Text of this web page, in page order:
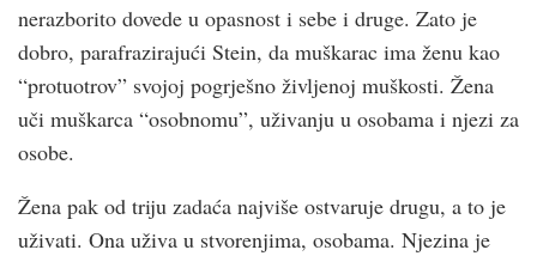
nerazborito dovede u opasnost i sebe i druge. Zato je
dobro, parafrazirajući Stein, da muškarac ima ženu kao
“protuotrov” svojoj pogrješno življenoj muškosti. Žena
uči muškarca “osobnomu”, uživanju u osobama i njezi za
osobe.
Žena pak od triju zadaća najviše ostvaruje drugu, a to je
uživati. Ona uživa u stvorenjima, osobama. Njezina je